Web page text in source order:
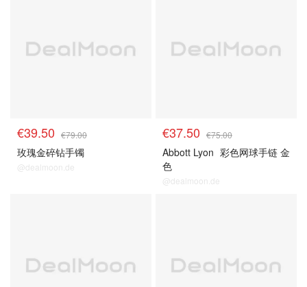
€39.50 €79.00
玫瑰金碎钻手镯
@dealmoon.de
€37.50 €75.00
Abbott Lyon 彩色网球手链 金
色
@dealmoon.de